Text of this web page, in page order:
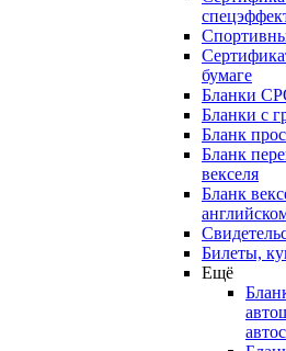
бумаге
Бланки
Бланки с
Бланк
Бланк
векселя
Бланк
Билеты,
Ещё